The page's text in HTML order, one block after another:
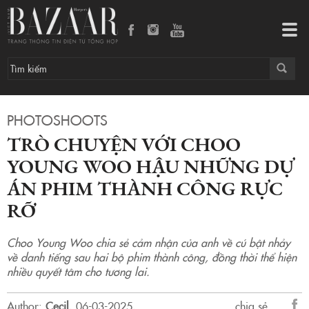
PHOTOSHOOTS
TRÒ CHUYỆN VỚI CHOO
YOUNG WOO HẬU NHỮNG DỰ
ÁN PHIM THÀNH CÔNG RỰC
RỠ
Choo Young Woo chia sẻ cảm nhận của anh về cú bật nhảy
về danh tiếng sau hai bộ phim thành công, đồng thời thể hiện
nhiều quyết tâm cho tương lai.
Author: Cecil. 06-03-2025.
chia sẻ